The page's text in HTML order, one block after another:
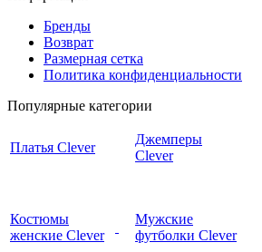
Бренды
Возврат
Размерная сетка
Политика конфиденциальности
Популярные категории
Платья Clever
Джемперы
Clever
Костюмы
женские Clever
Мужские
футболки Clever